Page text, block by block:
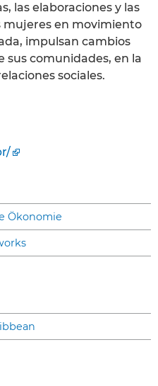
las elaboraciones y las
mujeres en movimiento
impulsan cambios
sus comunidades, en la
sociales.
Ökonomie